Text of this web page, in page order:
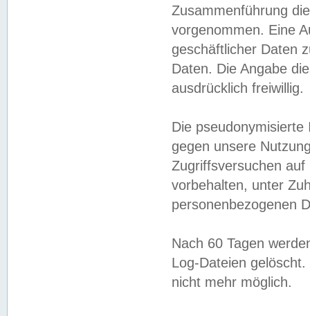
Zusammenführung
vorgenommen. Eine
geschäftlicher Daten
Daten. Die Angabe
ausdrücklich freiwillig.
Die
gegen unsere
Zugriffsversuchen
vorbehalten, unter
personenbezogenen
Nach 60 Tagen
Log-Dateien
nicht mehr möglich.